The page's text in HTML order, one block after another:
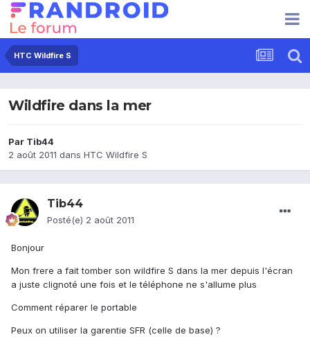
HTC Wildfire S
Wildfire dans la mer
Par Tib44
2 août 2011 dans HTC Wildfire S
Tib44
Posté(e) 2 août 2011
Bonjour
Mon frere a fait tomber son wildfire S dans la mer depuis l'écran
a juste clignoté une fois et le téléphone ne s'allume plus
Comment réparer le portable
Peux on utiliser la garentie SFR (celle de base) ?